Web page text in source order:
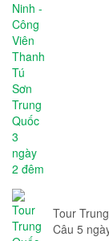
Tour
Câu 5